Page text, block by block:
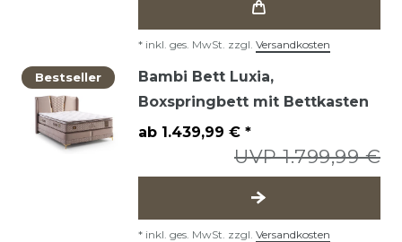
* inkl. ges. MwSt. zzgl. Versandkosten
Bestseller
Bambi Bett Luxia,
Boxspringbett mit Bettkasten
UVP 1.799,99 €
ab 1.439,99 € *
* inkl. ges. MwSt. zzgl. Versandkosten